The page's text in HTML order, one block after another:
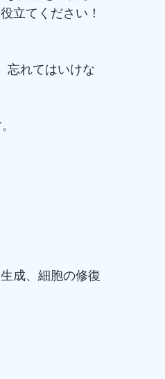
立てください！
忘れてはいけな
成、細胞の修復